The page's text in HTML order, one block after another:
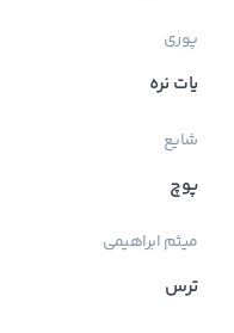
پوری
یات نره
شایع
پوچ
میثم ابراهیمی
ترس